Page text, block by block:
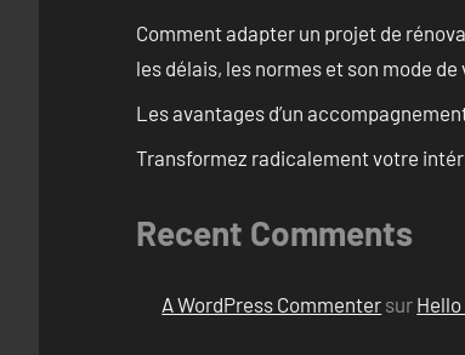
Comment adapter un projet de
les délais, les normes et son mode de
Les avantages d’un
Transformez radicalement votre
Recent Comments
A WordPress Commenter sur